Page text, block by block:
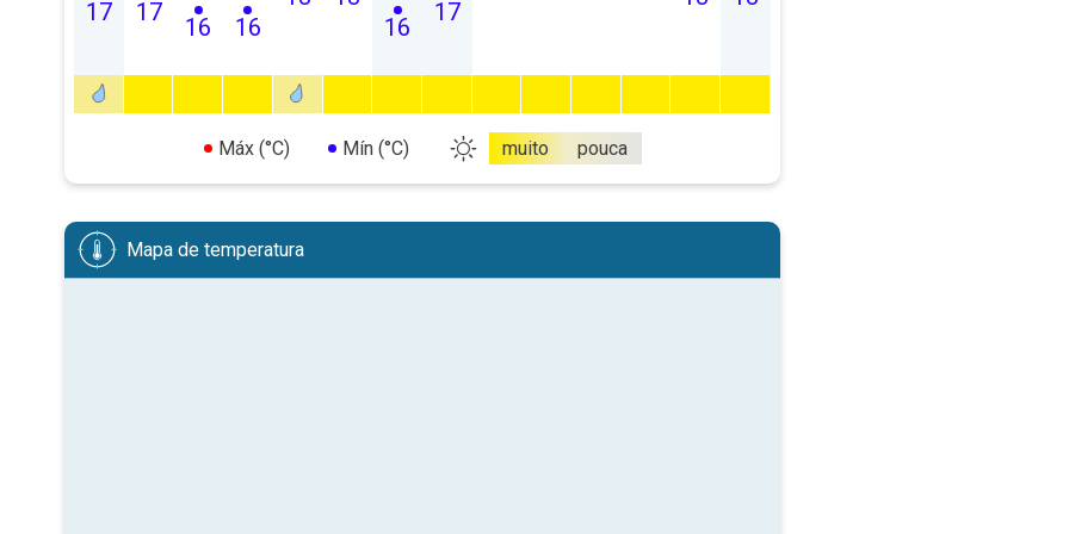
17 17
16 16
16
17
Máx (°C) Mín (°C) muito pouca
Mapa de temperatura